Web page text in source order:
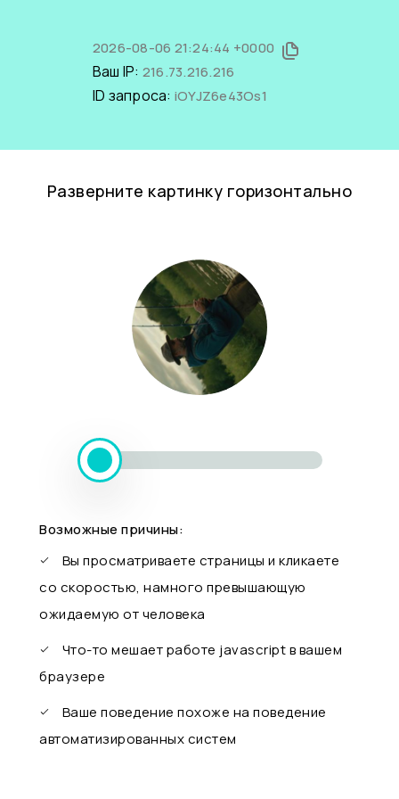
2026-08-06 21:24:44 +0000
Ваш IP: 216.73.216.216
ID запроса: iOYJZ6e43Os1
Разверните картинку горизонтально
Возможные причины:
Вы просматриваете страницы и кликаете
со скоростью, намного превышающую
ожидаемую от человека
Что-то мешает работе javascript в вашем
браузере
Ваше поведение похоже на поведение
автоматизированных систем